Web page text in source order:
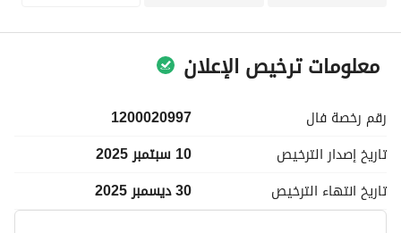
معلومات ترخيص الإعلان
رقم رخصة فال
1200020997
تاريخ إصدار الترخيص
10 سبتمبر 2025
تاريخ انتهاء الترخيص 30 ديسمبر 2025